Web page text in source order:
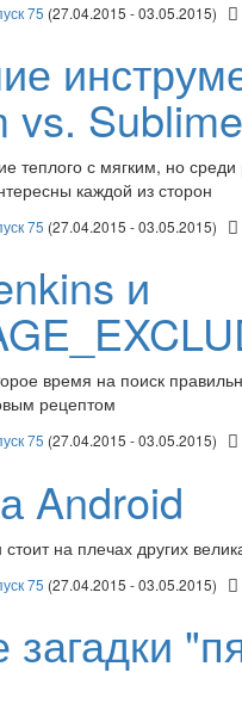
75 (27.04.2015 - 03.05.2015)
vs.
теплого с мягким, но
каждой из сторон
75 (27.04.2015 - 03.05.2015)
и
время на поиск
рецептом
75 (27.04.2015 - 03.05.2015)
Android
на плечах других
75 (27.04.2015 - 03.05.2015)